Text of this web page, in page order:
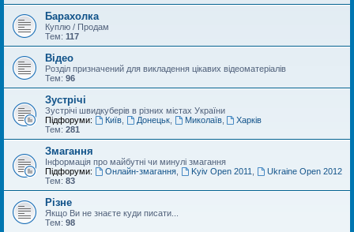
Барахолка
Куплю / Продам
Тем: 117
Відео
Розділ призначений для викладення цікавих відеоматеріалів
Тем: 96
Зустрічі
Зустрічі швидкуберів в різних містах України
Підфоруми:
Київ, Донецьк, Миколаїв,
Харків
Тем: 281
Змагання
Інформація про майбутні чи минулі змагання
Підфоруми:
Онлайн-змагання, Kyiv Open 2011
Ukraine Open 2012
Тем: 83
Різне
Якщо Ви не знаєте куди писати...
Тем: 98